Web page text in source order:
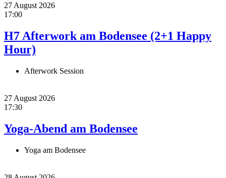
27 August 2026
17:00
H7 Afterwork am Bodensee (2+1 Happy
Hour)
Afterwork Session
27 August 2026
17:30
Yoga-Abend am Bodensee
Yoga am Bodensee